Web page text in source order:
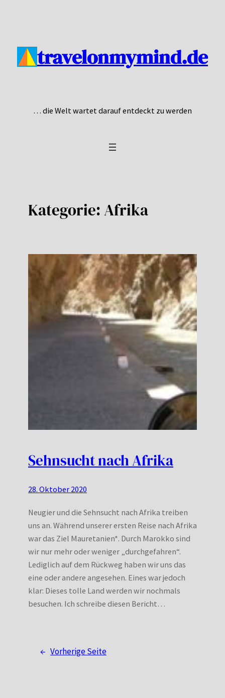
travelonmymind.de
… die Welt wartet darauf entdeckt zu werden
Kategorie:Afrika
Sehnsucht nach Afrika
28. Oktober 2020
Neugier und die Sehnsucht nach Afrika treiben
uns an. Während unserer ersten Reise nach Afrika
war das Ziel Mauretanien*. Durch Marokko sind
wir nur mehr oder weniger „durchgefahren“.
Lediglich auf dem Rückweg haben wir uns das
eine oder andere angesehen. Eines war jedoch
klar: Dieses tolle Land werden wir nochmals
besuchen. Ich schreibe diesen Bericht…
← Vorherige Seite